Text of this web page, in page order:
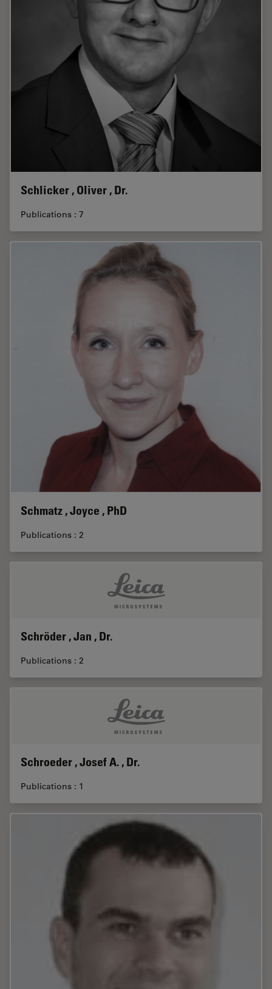
Schlicker , Oliver , Dr.
Publications : 7
Schmatz , Joyce , PhD
Publications : 2
Schröder , Jan , Dr.
Publications : 2
Schroeder , Josef A. , Dr.
Publications : 1